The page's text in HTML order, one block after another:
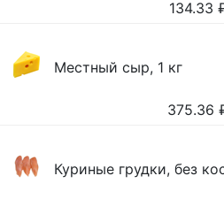
134.33
Местный сыр, 1 кг
375.36
Куриные грудки, без